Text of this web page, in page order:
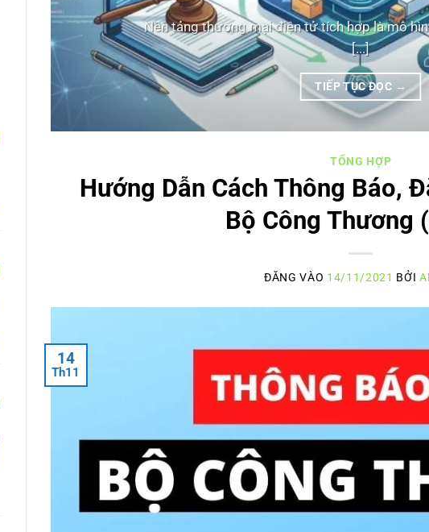
Nền tảng thương mại điện tử tích hợp là mô
[...]
TIẾP TỤC ĐỌC →
TỔNG HỢP
Hướng Dẫn Cách Thông Báo,
Bộ Công Thương
ĐĂNG VÀO 14/11/2021 BỞI
14
Th11